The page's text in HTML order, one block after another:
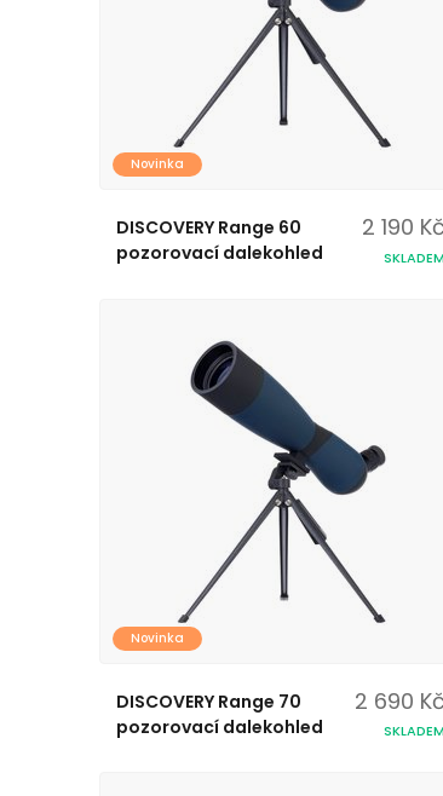
Novinka
DISCOVERY Range 60
pozorovací dalekohled
2 190 Kč
SKLADEM
Novinka
DISCOVERY Range 70
pozorovací dalekohled
2 690 Kč
SKLADEM